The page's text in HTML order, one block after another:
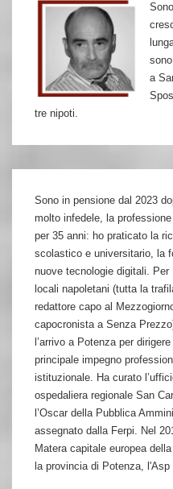
a
tre nipoti.
Sono in pensione dal 2023
molto infedele, la
per 35 anni: ho praticato la
scolastico e universitario, la
nuove tecnologie digitali.
locali napoletani (tutta la
redattore capo al
capocronista a Senza
l’arrivo a Potenza per
principale impegno
istituzionale. Ha curato
ospedaliera regionale San
l’Oscar della Pubblica
assegnato dalla Ferpi. Nel
Matera capitale europea
la provincia di Potenza,